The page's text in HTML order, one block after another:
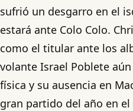
sufrió un desgarro en el
estará ante Colo Colo.
como el titular ante los
volante Israel Poblete
física y su ausencia en
gran partido del año en